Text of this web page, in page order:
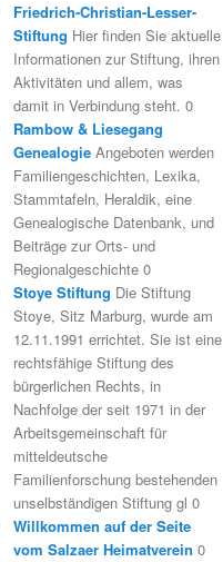
Friedrich-Christian-Lesser-
Stiftung Hier finden Sie aktuelle
Informationen zur Stiftung, ihren
Aktivitäten und allem, was
damit in Verbindung steht. 0
Rambow & Liesegang
Genealogie Angeboten werden
Familiengeschichten, Lexika,
Stammtafeln, Heraldik, eine
Genealogische Datenbank, und
Beiträge zur Orts- und
Regionalgeschichte 0
Stoye Stiftung Die Stiftung
Stoye, Sitz Marburg, wurde am
12.11.1991 errichtet. Sie ist eine
rechtsfähige Stiftung des
bürgerlichen Rechts, in
Nachfolge der seit 1971 in der
Arbeitsgemeinschaft für
mitteldeutsche
Familienforschung bestehenden
unselbständigen Stiftung gl 0
Willkommen auf der Seite
vom Salzaer Heimatverein 0